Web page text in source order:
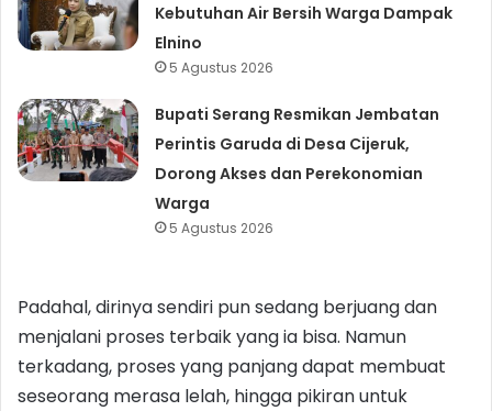
Kebutuhan Air Bersih Warga Dampak
Elnino
5 Agustus 2026
Bupati Serang Resmikan Jembatan
Perintis Garuda di Desa Cijeruk,
Dorong Akses dan Perekonomian
Warga
5 Agustus 2026
Padahal, dirinya sendiri pun sedang berjuang dan
menjalani proses terbaik yang ia bisa. Namun
terkadang, proses yang panjang dapat membuat
seseorang merasa lelah, hingga pikiran untuk